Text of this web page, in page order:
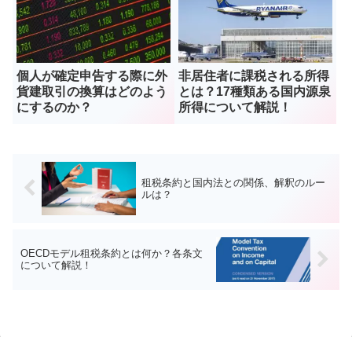
個人が確定申告する際に外
貨建取引の換算はどのよう
にするのか？
非居住者に課税される所得
とは？17種類ある国内源泉
所得について解説！
租税条約と国内法との関係、解釈のルー
ルは？
OECDモデル租税条約とは何か？各条文
について解説！